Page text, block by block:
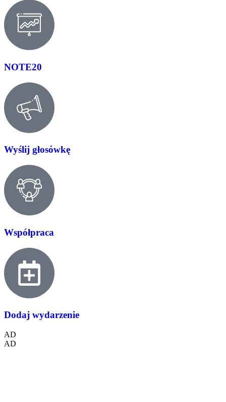
NOTE20
Wyślij głosówkę
Współpraca
Dodaj wydarzenie
AD
AD